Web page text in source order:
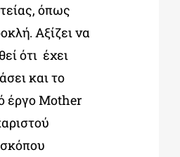
όπως
Αξίζει να
ότι έχει
και το
έργο Mother